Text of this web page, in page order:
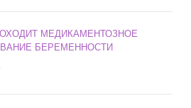
МЕДИКАМЕНТОЗНОЕ
БЕРЕМЕННОСТИ